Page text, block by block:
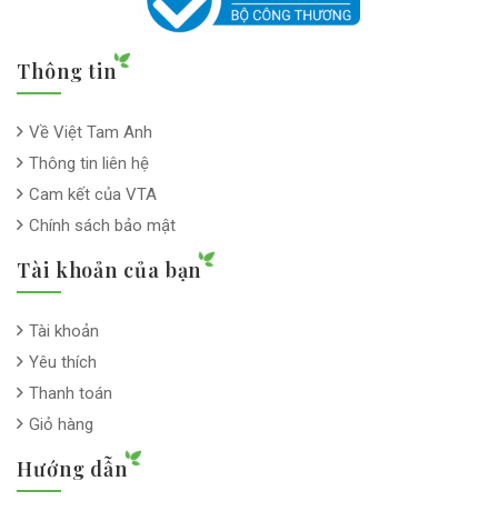
Thông tin
Về Việt Tam Anh
Thông tin liên hệ
Cam kết của VTA
Chính sách bảo mật
Tài khoản của bạn
Tài khoản
Yêu thích
Thanh toán
Giỏ hàng
Hướng dẫn